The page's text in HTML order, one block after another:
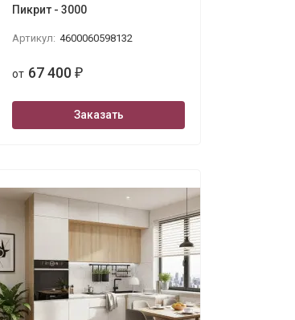
Пикрит - 3000
Артикул: 4600060598132
от 67 400 ₽
Заказать